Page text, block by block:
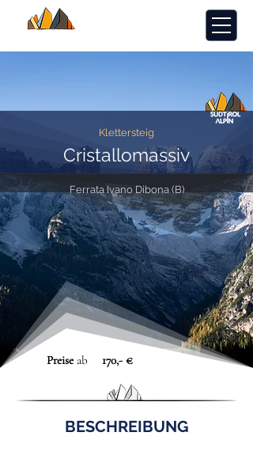
Klettersteig
Cristallomassiv
Ferrata Ivano Dibona (B)
Preise ab 170,- €
BESCHREIBUNG